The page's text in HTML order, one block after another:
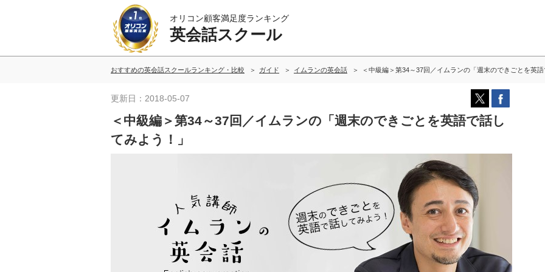
オリコン顧客満足度ランキング
英会話スクール
おすすめの英会話スクールランキング・比較 ガイド イムランの英会話 ＜中級編＞第34～37回／イムランの「週末のできごとを英語
更新日：2018-05-07
＜中級編＞第34～37回／イムランの「週末のできごとを英語で話し
てみよう！」